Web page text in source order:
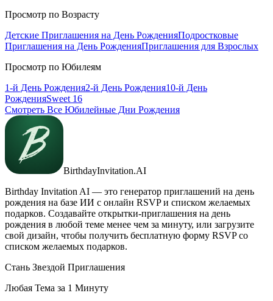
Просмотр по Возрасту
Детские Приглашения на День РожденияПодростковые
Приглашения на День РожденияПриглашения для Взрослых
Просмотр по Юбилеям
1-й День Рождения2-й День Рождения10-й День
РожденияSweet 16
Смотреть Все Юбилейные Дни Рождения
BirthdayInvitation.AI
Birthday Invitation AI — это генератор приглашений на день
рождения на базе ИИ с онлайн RSVP и списком желаемых
подарков. Создавайте открытки-приглашения на день
рождения в любой теме менее чем за минуту, или загрузите
свой дизайн, чтобы получить бесплатную форму RSVP со
списком желаемых подарков.
Стань Звездой Приглашения
Любая Тема за 1 Минуту